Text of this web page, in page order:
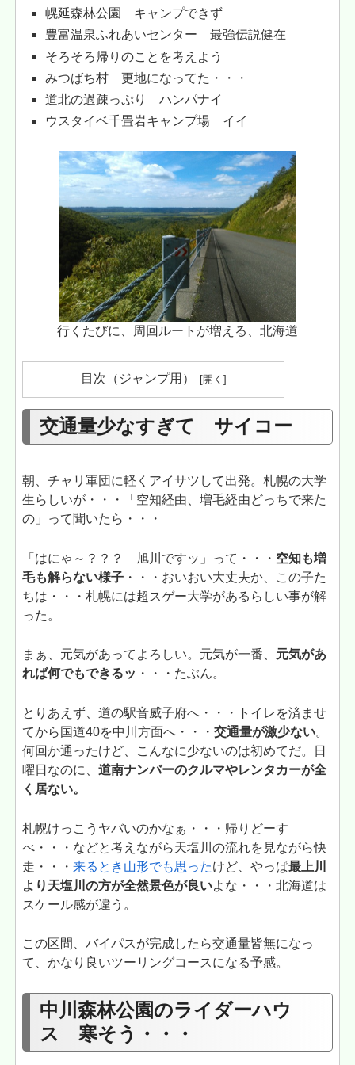
幌延森林公園 キャンプできず
豊富温泉ふれあいセンター 最強伝説健在
そろそろ帰りのことを考えよう
みつばち村 更地になってた・・・
道北の過疎っぷり ハンパナイ
ウスタイベ千畳岩キャンプ場 イイ
行くたびに、周回ルートが増える、北海道
目次（ジャンプ用）
交通量少なすぎて サイコー
朝、チャリ軍団に軽くアイサツして出発。札幌の大学
生らしいが・・・「空知経由、増毛経由どっちで来た
の」って聞いたら・・・
「はにゃ～？？？ 旭川ですッ」って・・・ 空知も増
毛も解らない様子 ・・・おいおい大丈夫か、この子た
ちは・・・札幌には超スゲー大学があるらしい事が解
った。
まぁ、元気があってよろしい。元気が一番、 元気があ
れば何でもできるッ ・・・たぶん。
とりあえず、道の駅音威子府へ・・・トイレを済ませ
てから国道40を中川方面へ・・・交通量が激少ない。
何回か通ったけど、こんなに少ないのは初めてだ。日
曜日なのに、道南ナンバーのクルマやレンタカーが全
く居ない。
札幌けっこうヤバいのかなぁ・・・帰りどーす
べ・・・などと考えながら天塩川の流れを見ながら快
走・・・来るとき山形でも思ったけど、やっぱ最上川
より天塩川の方が全然景色が良いよな・・・北海道は
スケール感が違う。
この区間、バイパスが完成したら交通量皆無になっ
て、かなり良いツーリングコースになる予感。
中川森林公園のライダーハウ
ス 寒そう・・・